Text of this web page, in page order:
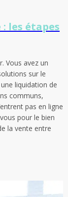
les étapes
Vous avez un
sur le
liquidation de
communs,
pas en ligne
pour le bien
la vente entre